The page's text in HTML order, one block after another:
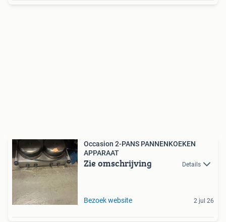
Occasion 2-PANS PANNENKOEKEN
APPARAAT
Zie omschrijving Details
Bezoek website 2 jul 26